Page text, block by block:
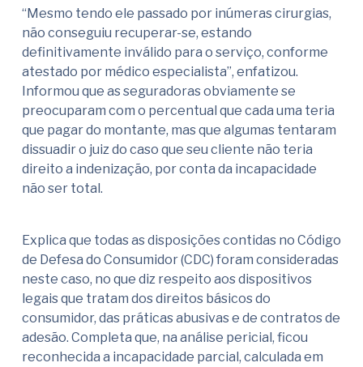
“Mesmo tendo ele passado por inúmeras cirurgias,
não conseguiu recuperar-se, estando
definitivamente inválido para o serviço, conforme
atestado por médico especialista”, enfatizou.
Informou que as seguradoras obviamente se
preocuparam com o percentual que cada uma teria
que pagar do montante, mas que algumas tentaram
dissuadir o juiz do caso que seu cliente não teria
direito a indenização, por conta da incapacidade
não ser total.
Explica que todas as disposições contidas no Código
de Defesa do Consumidor (CDC) foram consideradas
neste caso, no que diz respeito aos dispositivos
legais que tratam dos direitos básicos do
consumidor, das práticas abusivas e de contratos de
adesão. Completa que, na análise pericial, ficou
reconhecida a incapacidade parcial, calculada em